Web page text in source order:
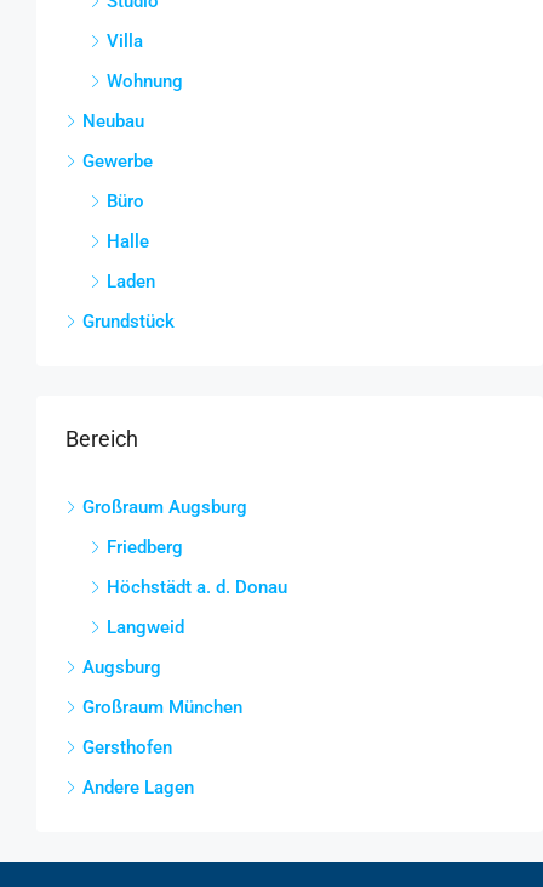
Villa
Wohnung
Neubau
Gewerbe
Büro
Halle
Laden
Grundstück
Bereich
Großraum Augsburg
Friedberg
Höchstädt a. d. Donau
Langweid
Augsburg
Großraum München
Gersthofen
Andere Lagen